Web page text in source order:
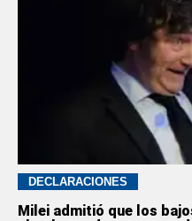
DECLARACIONES
Milei admitió que los